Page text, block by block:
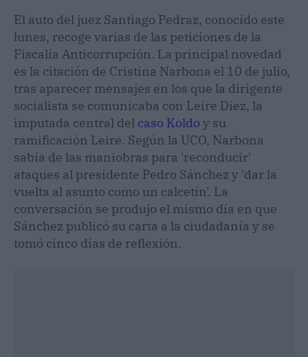
El auto del juez Santiago Pedraz, conocido este
lunes, recoge varias de las peticiones de la
Fiscalía Anticorrupción. La principal novedad
es la citación de Cristina Narbona el 10 de julio,
tras aparecer mensajes en los que la dirigente
socialista se comunicaba con Leire Díez, la
imputada central del caso Koldo y su
ramificación Leire. Según la UCO, Narbona
sabía de las maniobras para 'reconducir'
ataques al presidente Pedro Sánchez y 'dar la
vuelta al asunto como un calcetín'. La
conversación se produjo el mismo día en que
Sánchez publicó su carta a la ciudadanía y se
tomó cinco días de reflexión.